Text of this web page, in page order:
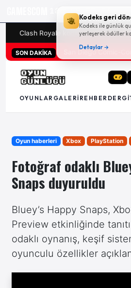
Kodeks geri
Kodeks ile günlük
yerleşerek ödüller
Detaylar →
18g 00:58:55
Clash Royale kodları Türk
SON DAKİKA
OYUNLAR GALERI REHBER DERGI
Oyun haberleri Xbox PlayStation
Fotoğraf odaklı
Snaps duyuruldu
Bluey’s Happy Snaps,
Preview etkinliğinde
odaklı oynanış, keşif
oyunculu özellikler